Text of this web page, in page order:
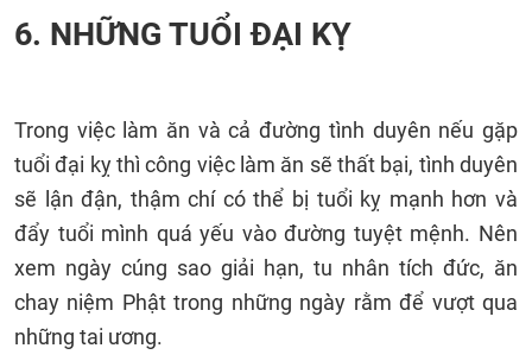
6. NHỮNG TUỔI ĐẠI KỴ
Trong việc làm ăn và cả đường tình duyên nếu gặp
tuổi đại kỵ thì công việc làm ăn sẽ thất bại, tình duyên
sẽ lận đận, thậm chí có thể bị tuổi kỵ mạnh hơn và
đẩy tuổi mình quá yếu vào đường tuyệt mệnh. Nên
xem ngày cúng sao giải hạn, tu nhân tích đức, ăn
chay niệm Phật trong những ngày rằm để vượt qua
những tai ương.